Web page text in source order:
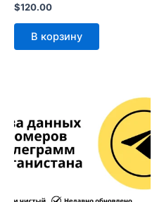
$120.00
В корзину